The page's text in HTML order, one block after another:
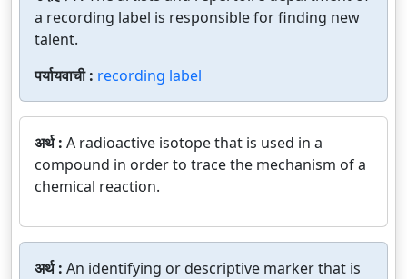
a recording label is responsible for finding new
talent.
पर्यायवाची : recording label
अर्थ : A radioactive isotope that is used in a
compound in order to trace the mechanism of a
chemical reaction.
अर्थ : An identifying or descriptive marker that is